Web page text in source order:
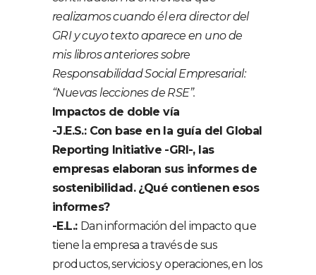
realizamos cuando él era director del
GRI y cuyo texto aparece en uno de
mis libros anteriores sobre
Responsabilidad Social Empresarial:
“Nuevas lecciones de RSE”.
Impactos de doble vía
-J.E.S.: Con base en la guía del Global
Reporting Initiative -GRI-, las
empresas elaboran sus informes de
sostenibilidad. ¿Qué contienen esos
informes?
-E.L.: Dan información del impacto que
tiene la empresa a través de sus
productos, servicios y operaciones, en los